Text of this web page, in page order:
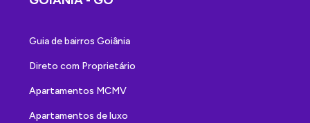
Guia de bairros Goiânia
Direto com Proprietário
Apartamentos MCMV
Apartamentos de luxo